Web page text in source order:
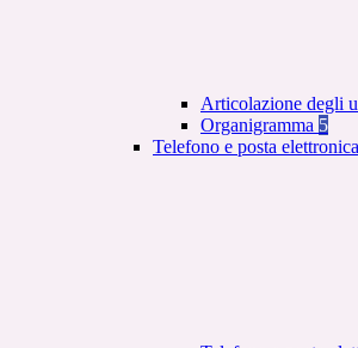
Articolazione degli
Organigramma 5
Telefono e posta elettronica